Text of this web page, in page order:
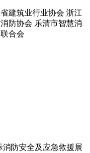
建筑业行业协会 浙江
防协会 乐清市智慧消
合会
防安全及应急救援展